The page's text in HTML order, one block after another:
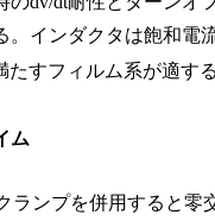
。インダクタは飽和電
たすフィルム系が適する
ム
ランプを併用すると